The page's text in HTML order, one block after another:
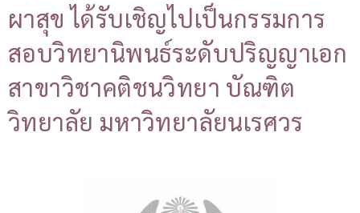
ผาสุข ได้รับเชิญไปเป็นกรรมการ
สอบวิทยานิพนธ์ระดับปริญญาเอก
สาขาวิชาคติชนวิทยา บัณฑิต
วิทยาลัย มหาวิทยาลัยนเรศวร